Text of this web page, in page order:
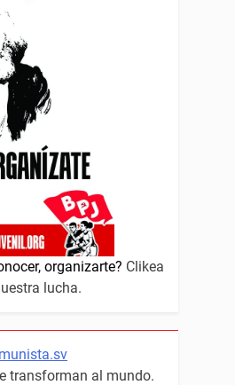
organizarte? Clikea
lucha.
transforman al mundo.